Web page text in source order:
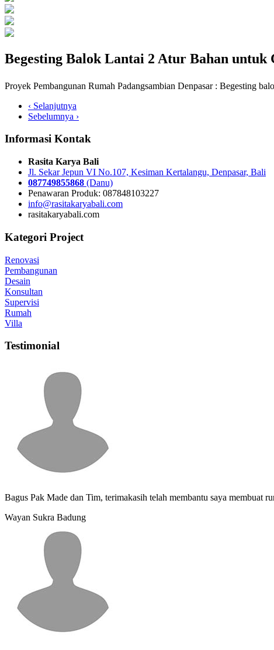
Begesting Balok Lantai 2 Atur Bahan untuk
Proyek Pembangunan Rumah Padangsambian Denpasar : Begesting
‹ Selanjutnya
Sebelumnya ›
Informasi Kontak
Rasita Karya Bali
Jl. Sekar Jepun VI No.107, Kesiman Kertalangu, Denpasar, Bali
087749855868 (Danu)
Penawaran Produk: 087848103227
info@rasitakaryabali.com
rasitakaryabali.com
Kategori Project
Renovasi
Pembangunan
Desain
Konsultan
Supervisi
Rumah
Villa
Testimonial
Bagus Pak Made dan Tim, terimakasih telah membantu saya membuat
Wayan Sukra Badung